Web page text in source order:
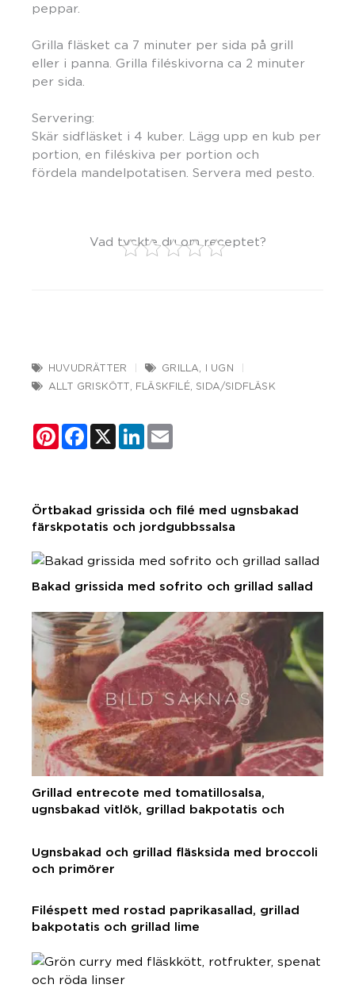
peppar.
Grilla fläsket ca 7 minuter per sida på grill
eller i panna. Grilla filéskivorna ca 2 minuter
per sida.
Servering:
Skär sidfläsket i 4 kuber. Lägg upp en kub per
portion, en filéskiva per portion och
fördela mandelpotatisen. Servera med pesto.
Vad tyckte du om receptet?
HUVUDRÄTTER GRILLA
I UGN
ALLT GRISKÖTT
FLÄSKFILÉ, SIDA/SIDFLÄSK
PinterestFacebook
X LinkedIn
Örtbakad grissida och filé med ugnsbakad
färskpotatis och jordgubbssalsa
Bakad grissida med sofrito och grillad sallad
Grillad entrecote med tomatillosalsa,
ugnsbakad vitlök, grillad bakpotatis och
Ugnsbakad och grillad fläsksida med broccoli
och primörer
Filéspett med rostad paprikasallad, grillad
bakpotatis och grillad lime